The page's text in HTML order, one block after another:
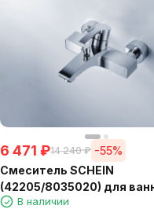
6 471 ₽14 240 ₽ -55%
Смеситель SCHEIN
(42205/8035020) для
В наличии